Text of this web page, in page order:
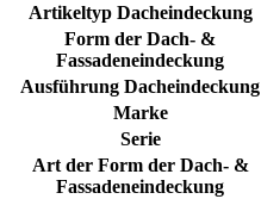
Artikeltyp Dacheindeckung
Form der Dach- &
Fassadeneindeckung
Ausführung Dacheindeckung
Marke
Serie
Art der Form der Dach- &
Fassadeneindeckung